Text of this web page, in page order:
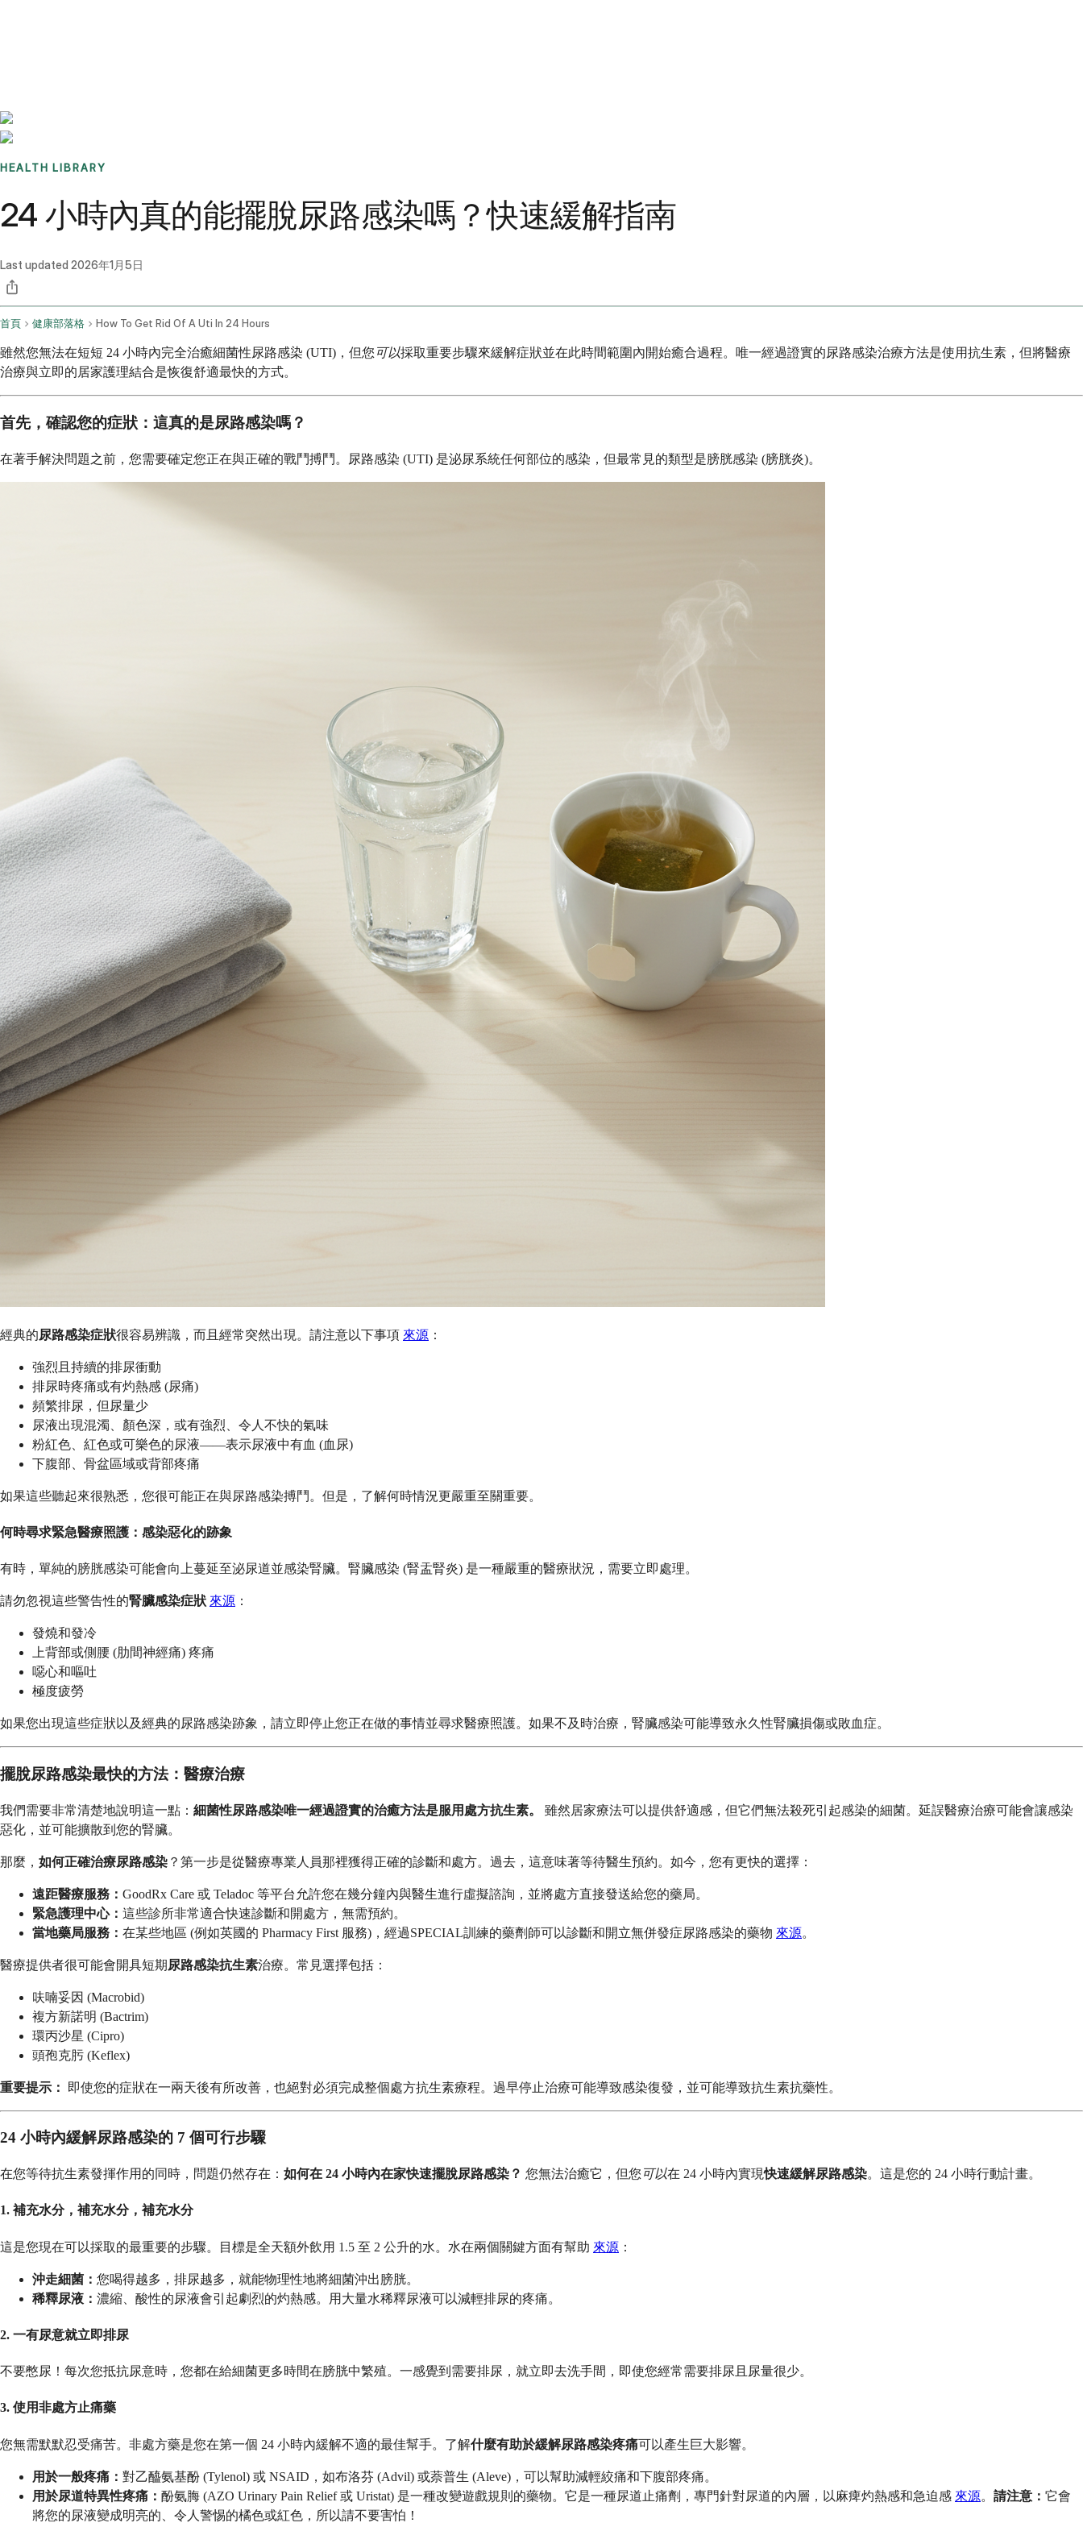
HEALTH LIBRARY
24 小時內真的能擺脫尿路感染嗎？快速緩解指南
Last updated 2026年1月5日
首頁 健康部落格 How To Get Rid Of A Uti In 24 Hours
雖然您無法在短短 24 小時內完全治癒細菌性尿路感染 (UTI)，但您 可以採取重要步驟來緩解症狀並在此時間範圍內開始癒合過程。唯一經過證實的尿路感染治療方法是使用抗生素，但將醫療
治療與立即的居家護理結合是恢復舒適最快的方式。
首先，確認您的症狀：這真的是尿路感染嗎？
在著手解決問題之前，您需要確定您正在與正確的戰鬥搏鬥。尿路感染 (UTI) 是泌尿系統任何部位的感染，但最常見的類型是膀胱感染 (膀胱炎)。
經典的尿路感染症狀很容易辨識，而且經常突然出現。請注意以下事項 來源 ：
強烈且持續的排尿衝動
排尿時疼痛或有灼熱感 (尿痛)
頻繁排尿，但尿量少
尿液出現混濁、顏色深，或有強烈、令人不快的氣味
粉紅色、紅色或可樂色的尿液——表示尿液中有血 (血尿)
下腹部、骨盆區域或背部疼痛
如果這些聽起來很熟悉，您很可能正在與尿路感染搏鬥。但是，了解何時情況更嚴重至關重要。
何時尋求緊急醫療照護：感染惡化的跡象
有時，單純的膀胱感染可能會向上蔓延至泌尿道並感染腎臟。腎臟感染 (腎盂腎炎) 是一種嚴重的醫療狀況，需要立即處理。
請勿忽視這些警告性的腎臟感染症狀 來源 ：
發燒和發冷
上背部或側腰 (肋間神經痛) 疼痛
噁心和嘔吐
極度疲勞
如果您出現這些症狀以及經典的尿路感染跡象，請立即停止您正在做的事情並尋求醫療照護。如果不及時治療，腎臟感染可能導致永久性腎臟損傷或敗血症。
擺脫尿路感染最快的方法：醫療治療
我們需要非常清楚地說明這一點： 細菌性尿路感染唯一經過證實的治癒方法是服用處方抗生素。
雖然居家療法可以提供舒適感，但它們無法殺死引起感染的細菌。延誤醫療治療可能會讓感染
惡化，並可能擴散到您的腎臟。
那麼， 如何正確治療尿路感染 ？第一步是從醫療專業人員那裡獲得正確的診斷和處方。過去，這意味著等待醫生預約。如今，您有更快的選擇：
遠距醫療服務： GoodRx Care 或 Teladoc 等平台允許您在幾分鐘內與醫生進行虛擬諮詢，並將處方直接發送給您的藥局。
緊急護理中心： 這些診所非常適合快速診斷和開處方，無需預約。
當地藥局服務： 在某些地區 (例如英國的 Pharmacy First 服務)，經過SPECIAL訓練的藥劑師可以診斷和開立無併發症尿路感染的藥物 來源。
醫療提供者很可能會開具短期 尿路感染抗生素治療。常見選擇包括：
呋喃妥因 (Macrobid)
複方新諾明 (Bactrim)
環丙沙星 (Cipro)
頭孢克肟 (Keflex)
重要提示： 即使您的症狀在一兩天後有所改善，也絕對必須完成整個處方抗生素療程。過早停止治療可能導致感染復發，並可能導致抗生素抗藥性。
24 小時內緩解尿路感染的 7 個可行步驟
在您等待抗生素發揮作用的同時，問題仍然存在： 如何在 24 小時內在家快速擺脫尿路感染？ 您無法治癒它，但您 可以在 24 小時內實現快速緩解尿路感染。這是您的 24 小時行動計畫。
1. 補充水分，補充水分，補充水分
這是您現在可以採取的最重要的步驟。目標是全天額外飲用 1.5 至 2 公升的水。水在兩個關鍵方面有幫助 來源 ：
沖走細菌： 您喝得越多，排尿越多，就能物理性地將細菌沖出膀胱。
稀釋尿液： 濃縮、酸性的尿液會引起劇烈的灼熱感。用大量水稀釋尿液可以減輕排尿的疼痛。
2. 一有尿意就立即排尿
不要憋尿！每次您抵抗尿意時，您都在給細菌更多時間在膀胱中繁殖。一感覺到需要排尿，就立即去洗手間，即使您經常需要排尿且尿量很少。
3. 使用非處方止痛藥
您無需默默忍受痛苦。非處方藥是您在第一個 24 小時內緩解不適的最佳幫手。了解什麼有助於緩解尿路感染疼痛可以產生巨大影響。
用於一般疼痛： 對乙醯氨基酚 (Tylenol) 或 NSAID，如布洛芬 (Advil) 或萘普生 (Aleve)，可以幫助減輕絞痛和下腹部疼痛。
用於尿道特異性疼痛： 酚氨脢 (AZO Urinary Pain Relief 或 Uristat) 是一種改變遊戲規則的藥物。它是一種尿道止痛劑，專門針對尿道的內層，以麻痺灼熱感和急迫感 來源。 請注意： 它會
將您的尿液變成明亮的、令人警惕的橘色或紅色，所以請不要害怕！